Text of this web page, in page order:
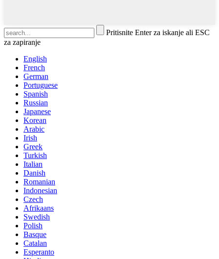
Pritisnite Enter za iskanje ali ESC
za zapiranje
English
French
German
Portuguese
Spanish
Russian
Japanese
Korean
Arabic
Irish
Greek
Turkish
Italian
Danish
Romanian
Indonesian
Czech
Afrikaans
Swedish
Polish
Basque
Catalan
Esperanto